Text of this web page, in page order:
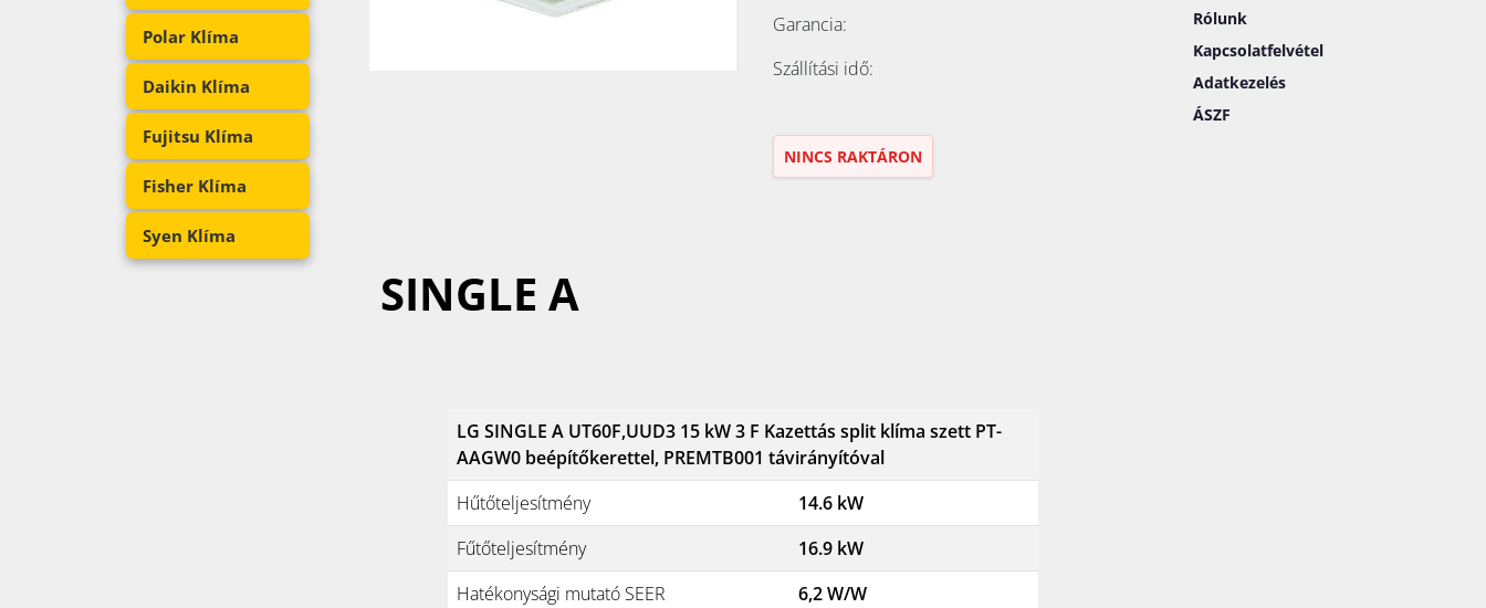
Polar Klíma
Daikin Klíma
Fujitsu Klíma
Fisher Klíma
Syen Klíma
Garancia:
Szállítási idő:
NINCS RAKTÁRON
SINGLE A
LG SINGLE A UT60F,UUD3 15 kW 3 F Kazettás split klíma szett PT-
AAGW0 beépítőkerettel, PREMTB001 távirányítóval
Hűtőteljesítmény
14.6 kW
Fűtőteljesítmény
16.9 kW
Hatékonysági mutató SEER
6,2 W/W
Rólunk
Kapcsolatfelvétel
Adatkezelés
ÁSZF